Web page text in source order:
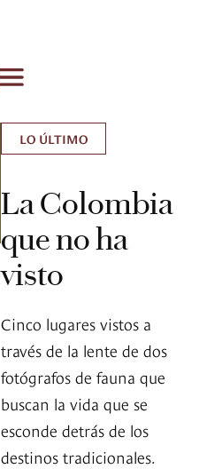
LO ÚLTIMO
La Colombia
que no ha
visto
Cinco lugares vistos a
través de la lente de dos
fotógrafos de fauna que
buscan la vida que se
esconde detrás de los
destinos tradicionales.